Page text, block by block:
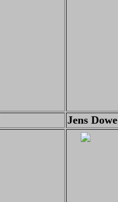
Jens Dowe